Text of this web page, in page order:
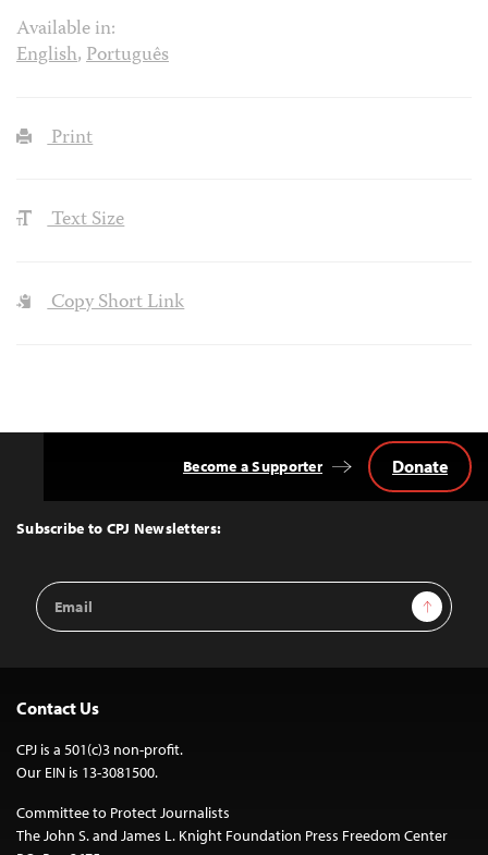
Available in:
English,Português
Print
Text Size
Copy Short Link
Top
Subscribe to CPJ Newsletters:
Email
Address
Sign Up
Become a Supporter Donate
Contact Us
CPJ is a 501(c)3 non-profit.
Our EIN is 13-3081500.
Committee to Protect Journalists
The John S. and James L. Knight Foundation Press Freedom Center